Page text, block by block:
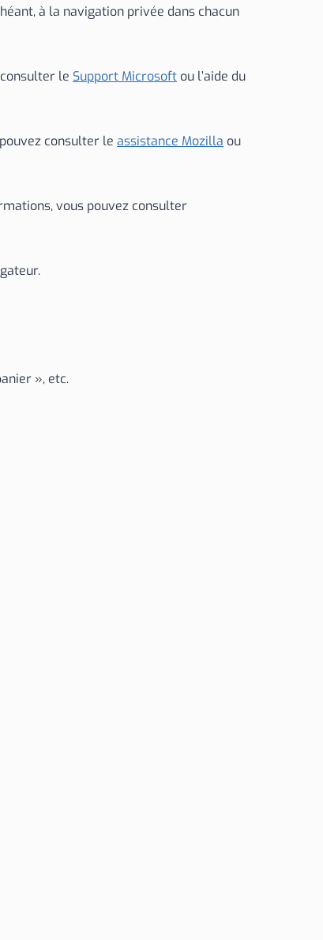
à la navigation privée dans chacun
le Support Microsoft ou l’aide du
consulter le assistance Mozilla ou
vous pouvez consulter
», etc.